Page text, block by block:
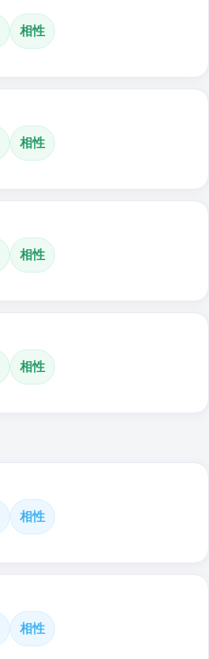
相性
相性
相性
相性
相性
相性